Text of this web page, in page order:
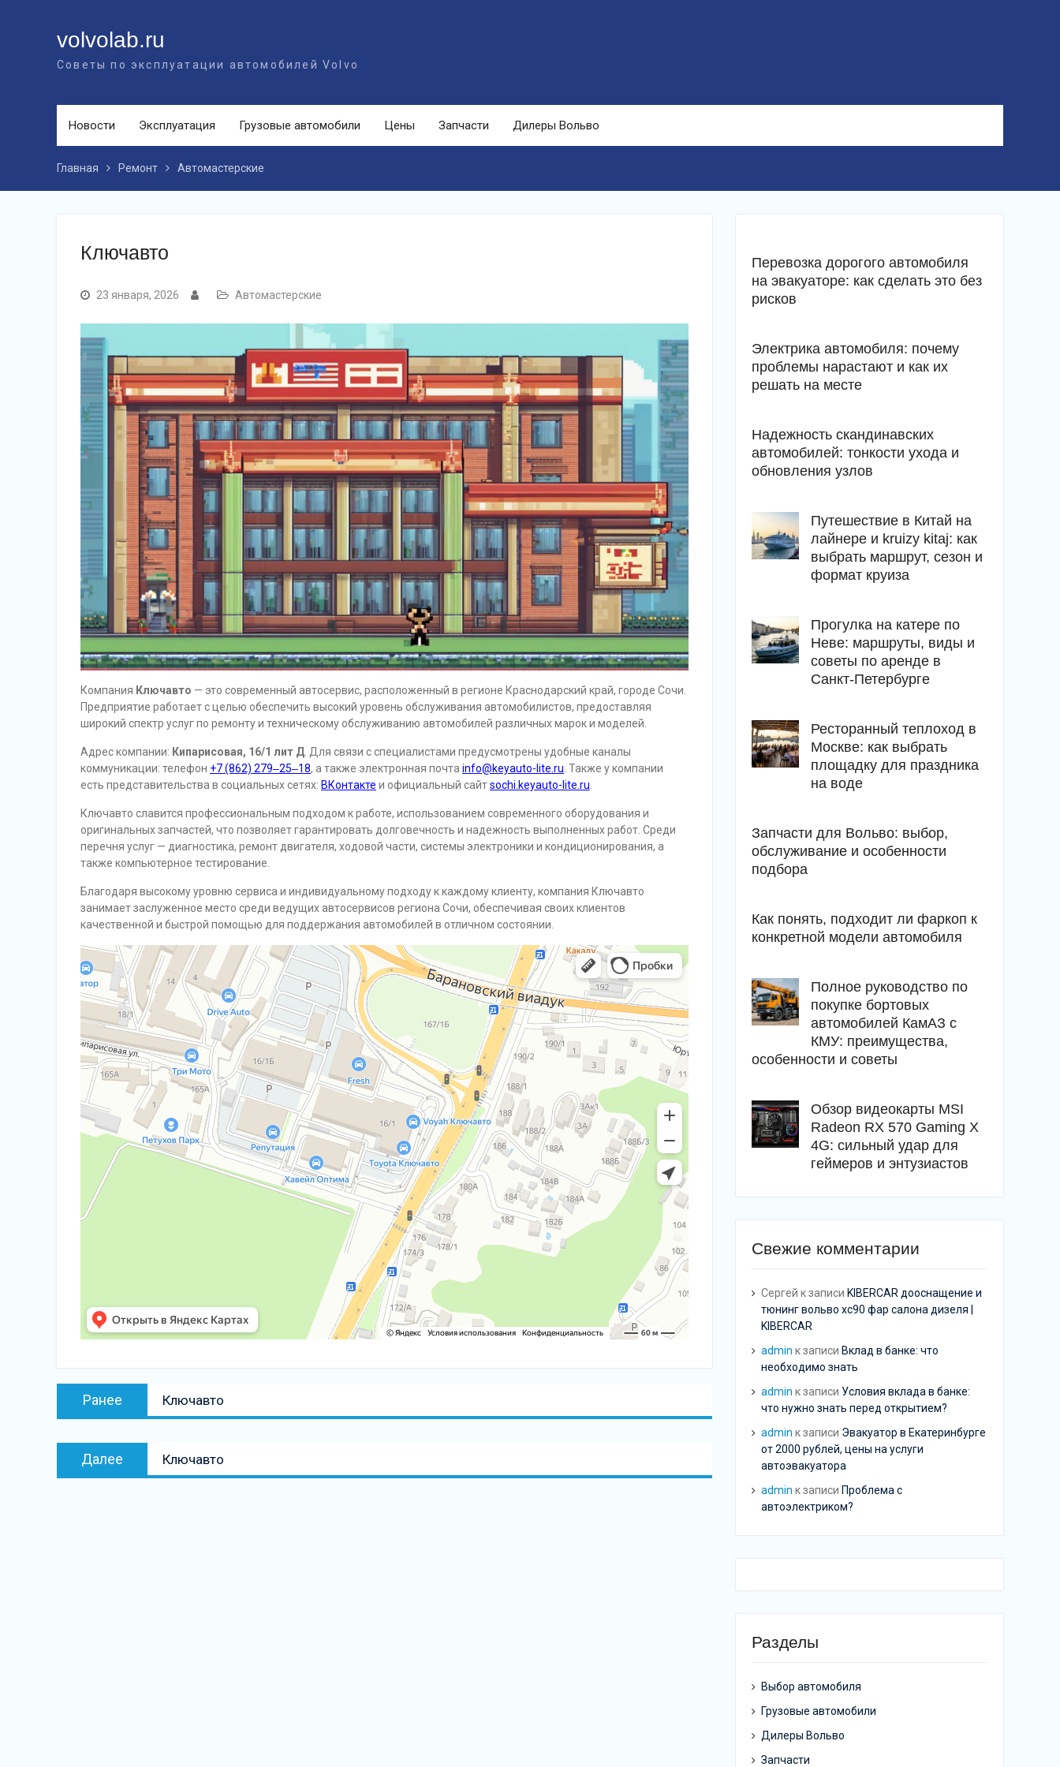
volvolab.ru
Советы по эксплуатации автомобилей Volvo
Новости Эксплуатация Грузовые автомобили Цены Запчасти Дилеры Вольво
Главная Ремонт Автомастерские
Ключавто
23 января, 2026 Автомастерские
Компания Ключавто — это современный автосервис, расположенный в регионе Краснодарский край, городе Сочи.
Предприятие работает с целью обеспечить высокий уровень обслуживания автомобилистов, предоставляя
широкий спектр услуг по ремонту и техническому обслуживанию автомобилей различных марок и моделей.
Адрес компании: Кипарисовая, 16/1 лит Д. Для связи с специалистами предусмотрены удобные каналы
коммуникации: телефон +7 (862) 279‒25‒18, а также электронная почтаinfo@keyauto-lite.ru. Также у компании
есть представительства в социальных сетях: ВКонтакте и официальный сайтsochi.keyauto-lite.ru.
Ключавто славится профессиональным подходом к работе, использованием современного оборудования и
оригинальных запчастей, что позволяет гарантировать долговечность и надежность выполненных работ. Среди
перечня услуг — диагностика, ремонт двигателя, ходовой части, системы электроники и кондиционирования, а
также компьютерное тестирование.
Благодаря высокому уровню сервиса и индивидуальному подходу к каждому клиенту, компания Ключавто
занимает заслуженное место среди ведущих автосервисов региона Сочи, обеспечивая своих клиентов
качественной и быстрой помощью для поддержания автомобилей в отличном состоянии.
Навигация
Ранее
Предыдущая
Ключавто
Далее
Следующая
Ключавто
Перевозка дорогого автомобиля
на эвакуаторе: как сделать это без
рисков
Электрика автомобиля: почему
проблемы нарастают и как их
решать на месте
Надежность скандинавских
автомобилей: тонкости ухода и
обновления узлов
Путешествие в Китай на
лайнере и kruizy kitaj: как
выбрать маршрут, сезон и
формат круиза
Прогулка на катере по
Неве: маршруты, виды и
советы по аренде в
Санкт-Петербурге
Ресторанный теплоход в
Москве: как выбрать
площадку для праздника
на воде
Запчасти для Вольво: выбор,
обслуживание и особенности
подбора
Как понять, подходит ли фаркоп к
конкретной модели автомобиля
Полное руководство по
покупке бортовых
автомобилей КамАЗ с
КМУ: преимущества,
особенности и советы
Обзор видеокарты MSI
Radeon RX 570 Gaming X
4G: сильный удар для
геймеров и энтузиастов
Свежие комментарии
Сергей к записи KIBERCAR дооснащение и
тюнинг вольво хс90 фар салона дизеля |
KIBERCAR
admin к записи Вклад в банке: что
необходимо знать
admin к записи Условия вклада в банке:
что нужно знать перед открытием?
admin к записи Эвакуатор в Екатеринбурге
от 2000 рублей, цены на услуги
автоэвакуатора
admin к записи Проблема с
автоэлектриком?
Разделы
Выбор автомобиля
Грузовые автомобили
Дилеры Вольво
Запчасти